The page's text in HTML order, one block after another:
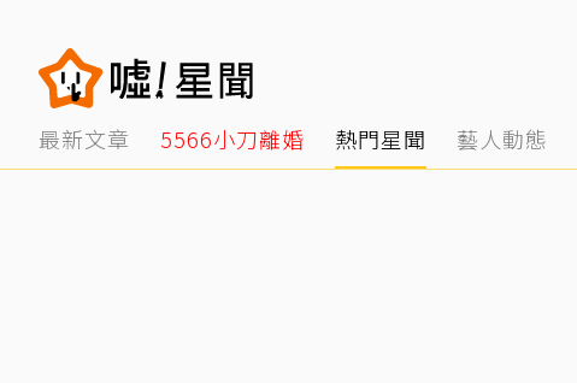
最新文章 5566小刀離婚 熱門星聞 藝人動態